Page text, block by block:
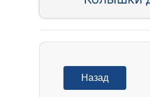
Назад